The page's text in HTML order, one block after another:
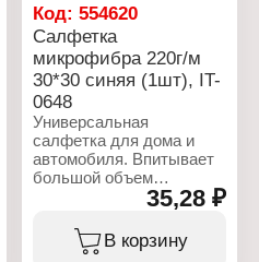
Код:554620
Салфетка
микрофибра 220г/м
30*30 синяя (1шт), IT-
0648
Универсальная
салфетка для дома и
автомобиля. Впитывает
большой объем
жидкости, масла и жир.
Вбирает в себя пыль,
грязь, микро- организмы,
в т.ч. болезнетворные и
35,28 ₽
В корзину